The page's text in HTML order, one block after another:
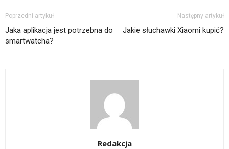
Poprzedni artykuł
Jaka aplikacja jest potrzebna do
smartwatcha?
Następny artykuł
Jakie słuchawki Xiaomi kupić?
Redakcja